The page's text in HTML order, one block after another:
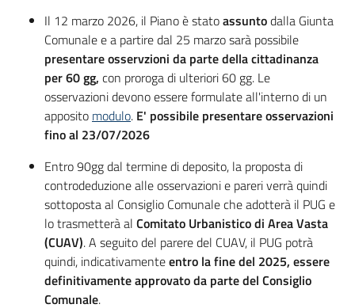
Il 12 marzo 2026, il Piano è statoassuntodalla Giunta
Comunale e a partire dal 25 marzo sarà possibile
presentare osservzioni da parte della cittadinanza
per 60 gg, con proroga di ulteriori 60 gg. Le
osservazioni devono essere formulate all'interno di un
apposito modulo. E' possibile presentare osservazioni
fino al 23/07/2026
Entro 90gg dal termine di deposito, la proposta di
controdeduzione alle osservazioni e pareri verrà quindi
sottoposta al Consiglio Comunale che adotterà il PUG e
lo trasmetterà al Comitato Urbanistico di Area Vasta
(CUAV). A seguito del parere del CUAV, il PUG potrà
quindi, indicativamenteentro la fine del 2025, essere
definitivamente approvato da parte del Consiglio
Comunale.